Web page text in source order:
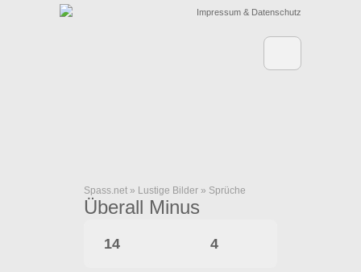
Impressum & Datenschutz
Spass.net » Lustige Bilder » Sprüche
Überall Minus
14 4